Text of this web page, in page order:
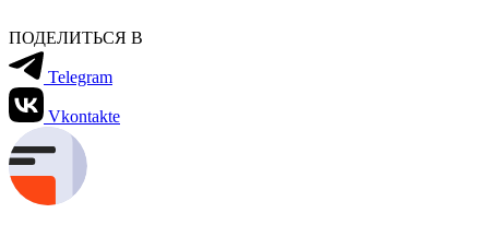
ПОДЕЛИТЬСЯ В
Telegram
Vkontakte